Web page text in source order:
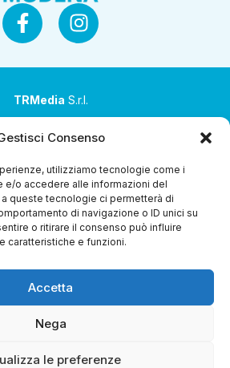
Consenso
utilizziamo tecnologie come i
e/o accedere alle informazioni del
queste tecnologie ci permetterà di
di navigazione o ID unici su
o ritirare il consenso può influire
caratteristiche e funzioni.
Accetta
Nega
le preferenze
TRMedia S.r.l.
di Coop Alleanza 3.0 Soc. Coop.
del ’99 nr. 51 42124 Reggio Emilia
(RE)
P.Iva 00651840365
Diretta Streaming Guida TV
Chi
Gerenza